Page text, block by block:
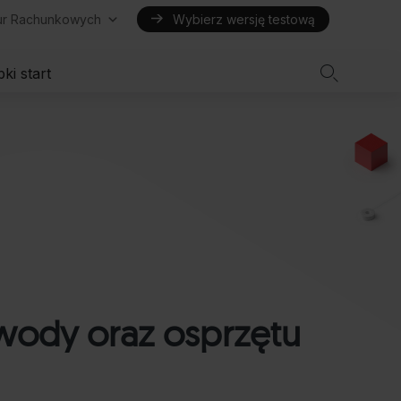
Rachunkowych Wybierz wersję testową
start 
oraz osprzętu